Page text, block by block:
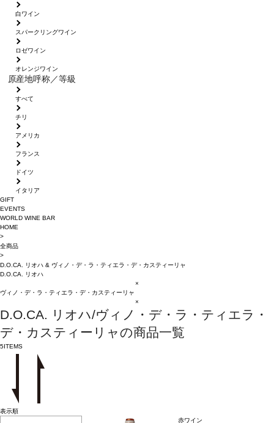
白ワイン
スパークリングワイン
ロゼワイン
オレンジワイン
原産地呼称／等級
すべて
チリ
アメリカ
フランス
ドイツ
イタリア
GIFT
EVENTS
WORLD WINE BAR
HOME
>
全商品
>
D.O.CA. リオハ& ヴィノ・デ・ラ・ティエラ・デ・カスティーリャ
D.O.CA. リオハ
×
ヴィノ・デ・ラ・ティエラ・デ・カスティーリャ
×
D.O.CA. リオハ/ヴィノ・デ・ラ・ティエラ・
デ・カスティーリャの商品一覧
5ITEMS
表示順
赤ワイン